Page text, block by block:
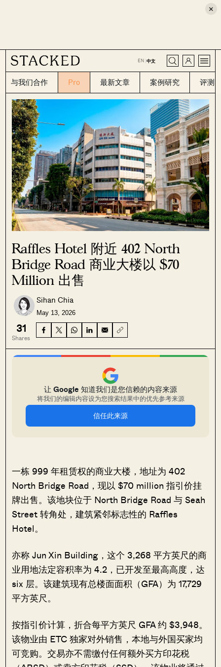
×
EN |中文
与我们合作 Pro 最新文章 案例研究 评测
CLOSE
Raffles Hotel 附近 402 North
Bridge Road 商业大楼以 $70
Million 出售
Sihan Chia
May 13, 2026
31
Shares
让 Google 知道我们是您信赖的内容来源
将我们的编辑内容设为您搜索结果中的优先参考来源
信任此来源
一栋 999 年租赁权的商业大楼，地址为 402
North Bridge Road，现以 $70 million 指引价挂
牌出售。该地块位于 North Bridge Road 与 Seah
Street 转角处，建筑紧邻标志性的 Raffles
Hotel。
亦称 Jun Xin Building，这个 3,268 平方英尺的商
业用地法定容积率为 4.2，已开发至最高高度，达
six 层。该建筑现有总楼面面积（GFA）为 17,729
平方英尺。
按指引价计算，折合每平方英尺 GFA 约 $3,948。
该物业由 ETC 独家对外销售，本地与外国买家均
可竞购。交易亦不需缴付任何额外买方印花税